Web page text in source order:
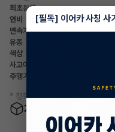
최초등록
연비
변속기
유종
색상
사고이력
주행거리(등록일기준)
* 정확한 정보는 판매자와 반드
차량 옵션 정보
[필독] 이어카 사칭 사